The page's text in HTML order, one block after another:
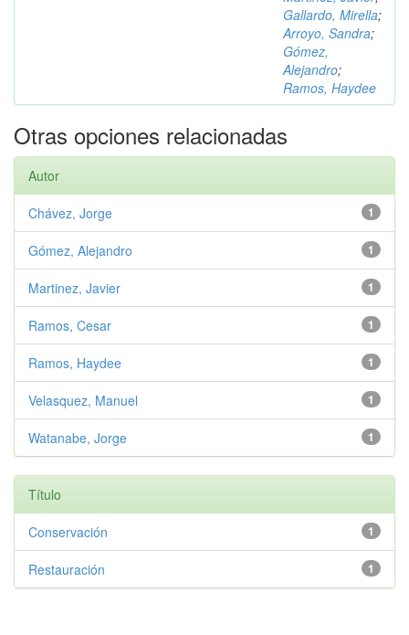
Gallardo, Mirella;
Arroyo, Sandra;
Gómez,
Alejandro;
Ramos, Haydee
Otras opciones relacionadas
Autor
1
Chávez, Jorge
1
Gómez, Alejandro
1
Martinez, Javier
1
Ramos, Cesar
1
Ramos, Haydee
1
Velasquez, Manuel
1
Watanabe, Jorge
Título
1
Conservación
1
Restauración